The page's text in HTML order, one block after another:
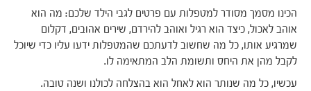
הכינו מסמך מסודר למטפלות עם פרטים לגבי הילד שלכם: מה הוא
אוהב לאכול, כיצד הוא רגיל ואוהב להירדם, שירים אהובים, דקלום
שמרגיע אותו, כל מה שחשוב לדעתכם שהמטפלות ידעו עליו כדי שיוכל
לקבל מהן את היחס ותשומת הלב המתאימה לו.
עכשיו, כל מה שנותר הוא לאחל הוא בהצלחה לכולנו ושנה טובה.